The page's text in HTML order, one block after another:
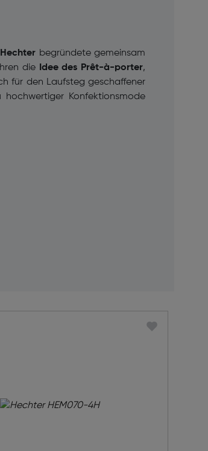
Hechter begründete gemeinsam
die Idee des Prêt-à-porter,
für den Laufsteg geschaffener
Konfektionsmode